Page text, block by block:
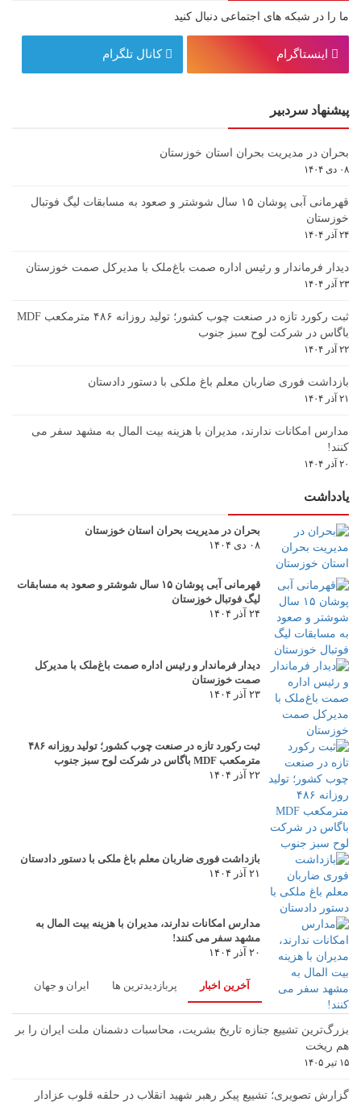
ما را در شبکه های اجتماعی دنبال کنید
اینستاگرام کانال تلگرام
پیشنهاد سردبیر
بحران در مدیریت بحران استان خوزستان
۰۸ دی ۱۴۰۴
قهرمانی آبی پوشان ۱۵ سال شوشتر و صعود به مسابقات لیگ فوتبال
خوزستان
۲۴ آذر ۱۴۰۴
دیدار فرماندار و رئیس اداره صمت باغ‌ملک با مدیرکل صمت خوزستان
۲۳ آذر ۱۴۰۴
ثبت رکورد تازه در صنعت چوب کشور؛ تولید روزانه ۴۸۶ مترمکعب MDF
باگاس در شرکت لوح سبز جنوب
۲۲ آذر ۱۴۰۴
بازداشت فوری ضاربان معلم باغ ملکی با دستور دادستان
۲۱ آذر ۱۴۰۴
مدارس امکانات ندارند، مدیران با هزینه بیت المال به مشهد سفر می
کنند!
۲۰ آذر ۱۴۰۴
یادداشت
بحران در مدیریت بحران استان خوزستان
۰۸ دی ۱۴۰۴
قهرمانی آبی پوشان ۱۵ سال شوشتر و صعود به مسابقات
لیگ فوتبال خوزستان
۲۴ آذر ۱۴۰۴
دیدار فرماندار و رئیس اداره صمت باغ‌ملک با مدیرکل
صمت خوزستان
۲۳ آذر ۱۴۰۴
ثبت رکورد تازه در صنعت چوب کشور؛ تولید روزانه ۴۸۶
مترمکعب MDF باگاس در شرکت لوح سبز جنوب
۲۲ آذر ۱۴۰۴
بازداشت فوری ضاربان معلم باغ ملکی با دستور دادستان
۲۱ آذر ۱۴۰۴
مدارس امکانات ندارند، مدیران با هزینه بیت المال به
مشهد سفر می کنند!
۲۰ آذر ۱۴۰۴
آخرین اخبار پربازدیدترین ها ایران و جهان
بزرگ‌ترین تشییع جنازه تاریخ بشریت، محاسبات دشمنان ملت ایران را بر
هم ریخت
۱۵ تیر ۱۴۰۵
گزارش تصویری؛ تشییع پیکر رهبر شهید انقلاب در حلقه قلوب عزادار